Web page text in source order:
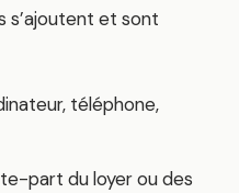
s’ajoutent et sont
téléphone,
part du loyer ou des